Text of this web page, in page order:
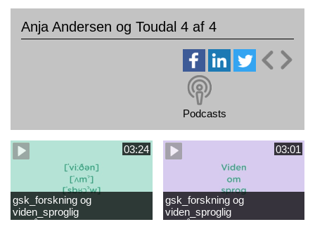
Anja Andersen og Toudal 4 af 4
Podcasts
03:24
gsk_forskning og
viden_sproglig
03:01
gsk_forskning og
viden_sproglig